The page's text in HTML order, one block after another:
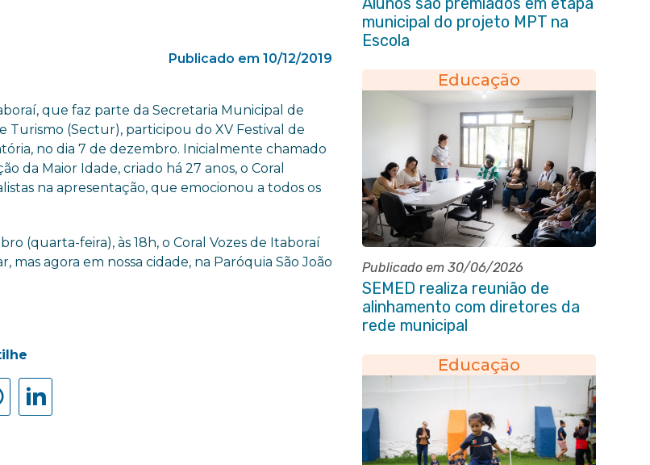
Publicado em 10/12/2019
que faz parte da Secretaria Municipal de
Turismo (Sectur), participou do XV Festival de
no dia 7 de dezembro. Inicialmente chamado
da Maior Idade, criado há 27 anos, o Coral
na apresentação, que emocionou a todos os
(quarta-feira), às 18h, o Coral Vozes de Itaboraí
mas agora em nossa cidade, na Paróquia São João
municipal do projeto MPT na
Escola
Educação
Publicado em 30/06/2026
SEMED realiza reunião de
alinhamento com diretores da
rede municipal
Educação